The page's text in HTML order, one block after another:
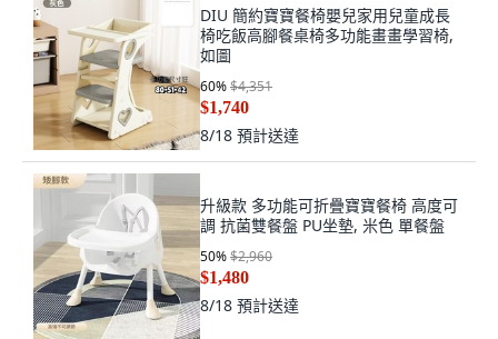
DIU 簡約寶寶餐椅嬰兒家用兒童成長
椅吃飯高腳餐桌椅多功能畫畫學習椅,
如圖
60%$4,351
$1,740
8/18 預計送達
升級款 多功能可折疊寶寶餐椅 高度可
調 抗菌雙餐盤 PU坐墊, 米色 單餐盤
50%$2,960
$1,480
8/18 預計送達